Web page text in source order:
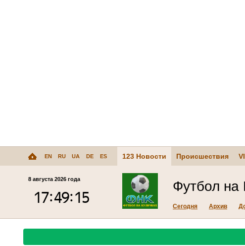
EN RU UA DE ES 123 Новости Происшествия
8 августа 2026 года Футбол на
Сегодня Архив